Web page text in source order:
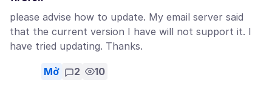
please advise how to update. My email server said
that the current version I have will not support it. I
have tried updating. Thanks.
Mở 2 10